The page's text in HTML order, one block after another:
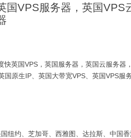
国VPS服务器，英国VPS
快英国VPS，英国服务器，英国云服务器
国原生IP、英国大带宽VPS、英国VPS服
纽约、芝加哥、西雅图、达拉斯、中国